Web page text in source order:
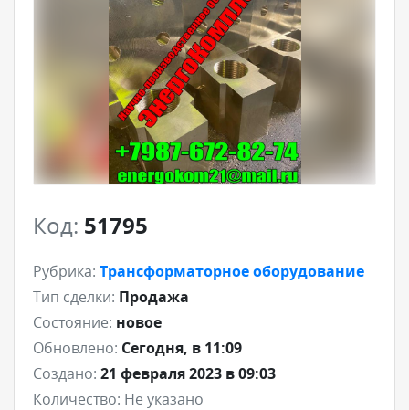
Код: 51795
Рубрика: Трансформаторное оборудование
Тип сделки: Продажа
Состояние: новое
Обновлено: Сегодня, в 11:09
Создано: 21 февраля 2023 в 09:03
Количество: Не указано